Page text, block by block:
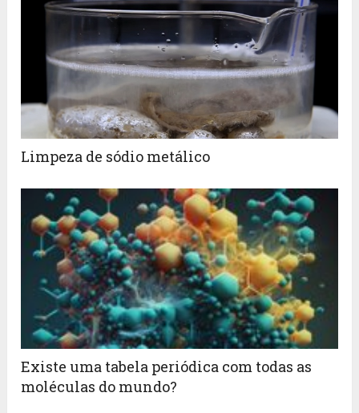
Limpeza de sódio metálico
Existe uma tabela periódica com todas as
moléculas do mundo?